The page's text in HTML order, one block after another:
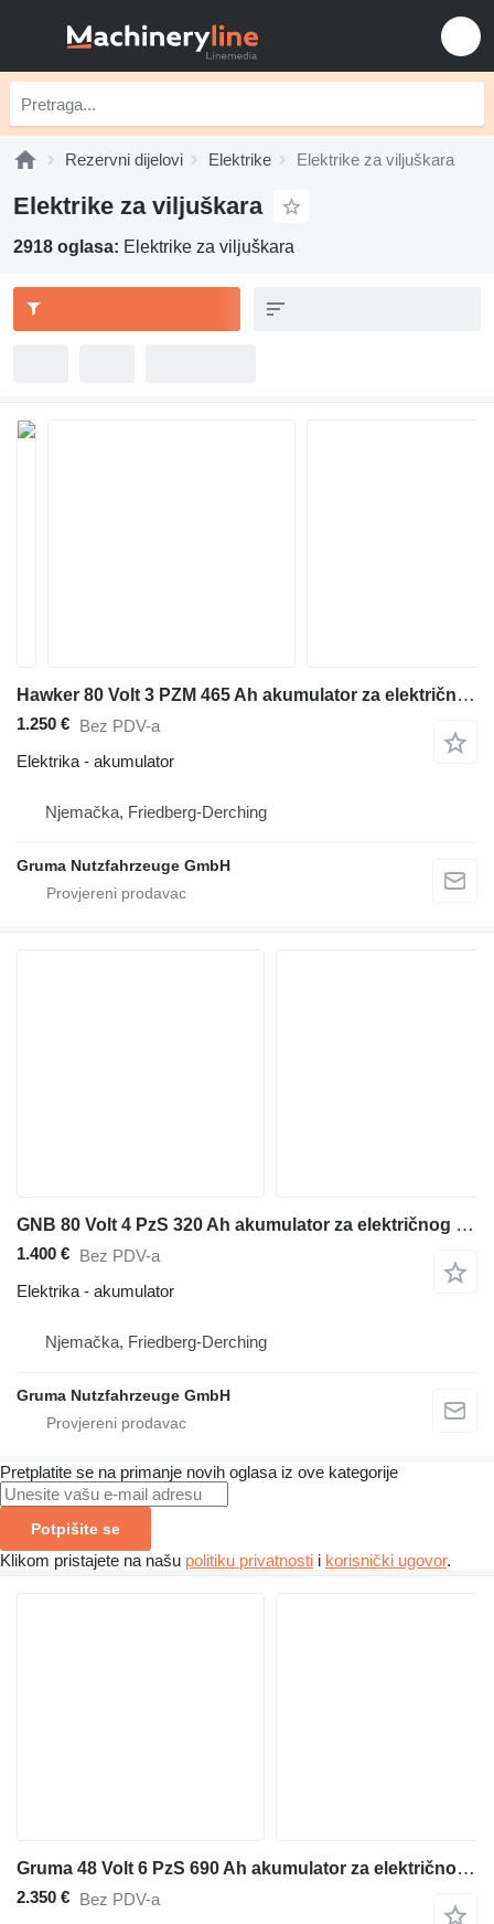
Rezervni dijelovi Elektrike Elektrike za viljuškara
Elektrike za viljuškara
2918 oglasa: Elektrike za viljuškara
Hawker 80 Volt 3 PZM 465 Ah akumulator za električnog viljuškara
1.250 € Bez PDV-a
Elektrika - akumulator
Njemačka, Friedberg-Derching
Gruma Nutzfahrzeuge GmbH
GNB 80 Volt 4 PzS 320 Ah akumulator za električnog viljuškara
1.400 € Bez PDV-a
Elektrika - akumulator
Njemačka, Friedberg-Derching
Gruma Nutzfahrzeuge GmbH
Pretplatite se na primanje novih oglasa iz ove kategorije
Potpišite se
Klikom pristajete na našu politiku privatnosti i korisnički ugovor.
Gruma 48 Volt 6 PzS 690 Ah akumulator za električnog viljuškara
2.350 € Bez PDV-a